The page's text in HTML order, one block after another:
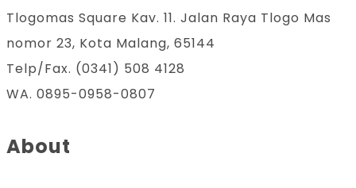
Tlogomas Square Kav. 11. Jalan Raya Tlogo Mas
nomor 23, Kota Malang, 65144
Telp/Fax. (0341) 508 4128
WA. 0895-0958-0807
About